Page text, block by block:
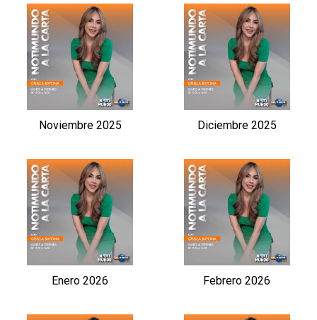
Noviembre 2025 Diciembre 2025
Enero 2026 Febrero 2026